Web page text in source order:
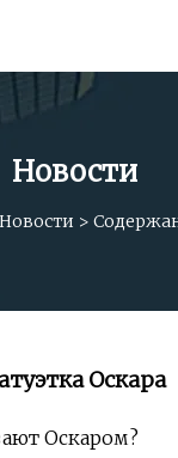
Новости
Новости >
Оскара
Оскаром?